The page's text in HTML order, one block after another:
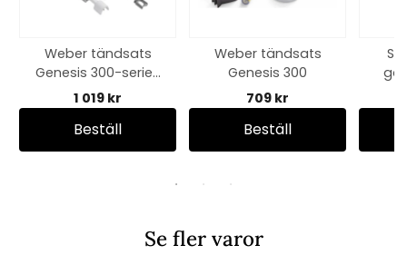
Weber tändsats
Genesis 300-serien
(2011-)
1 019 kr
Beställ
Weber tändsats
Genesis 300
709 kr
Beställ
Se fler varor